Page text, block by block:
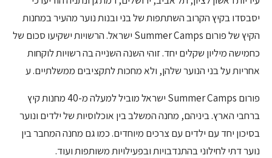
יסבסדו בקיץ הקרוב השתתפות של בני ובנות נוער מהעיר במחנות
הקיץ של פורום Summer Camps ישראל. הרשויות ישקיעו סכום של
כחמישה מיליון שקלים יחד. זוהי השנה השנייה בה רשויות לוקחות
אחריות על בני הנוער שלהן, ולא מחכות לתקציבים ממשלתיים. ע
פורום Summer Camps ישראל מוביל למעלה מ-40 מחנות קיץ
ברחבי הארץ. ביניהם, מחנה המשלב בין אוכלוסיות של ילדים ונוער
בסיכון יחד עם ילדים עם צרכים מיוחדים. כמו גם מחנה המחבר בין
נוער דתי לחילוני בהתנדבויות ובפעילויות משותפות ועוד.